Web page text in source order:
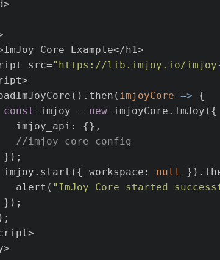
Core Example</h1>
src=
"https://lib.imjoy.io/
imjoyCore => {
const
imjoy = new imjoyCore.ImJoy({
imjoy_api: {},
//imjoy core config
imjoy.start({
workspace : null
alert(
"ImJoy Core started